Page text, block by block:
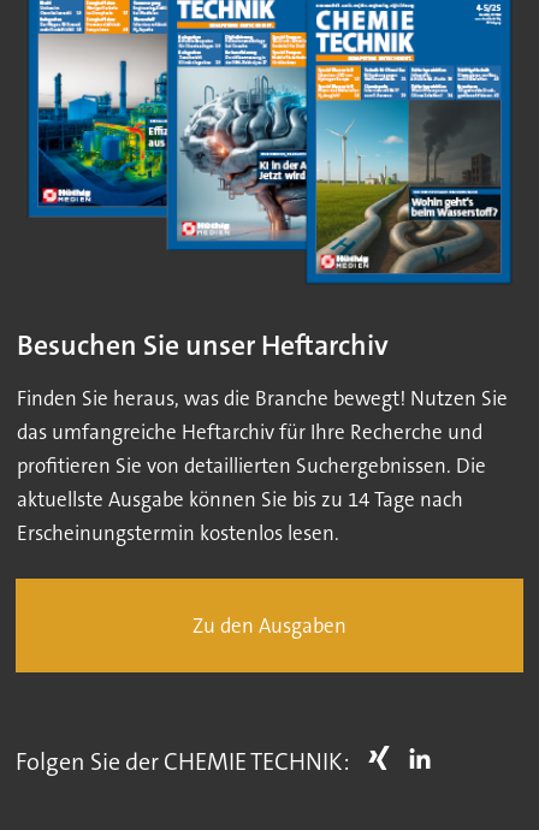
Besuchen Sie unser Heftarchiv
Finden Sie heraus, was die Branche bewegt! Nutzen Sie
das umfangreiche Heftarchiv für Ihre Recherche und
profitieren Sie von detaillierten Suchergebnissen. Die
aktuellste Ausgabe können Sie bis zu 14 Tage nach
Erscheinungstermin kostenlos lesen.
Zu den Ausgaben
Folgen Sie der CHEMIE TECHNIK: